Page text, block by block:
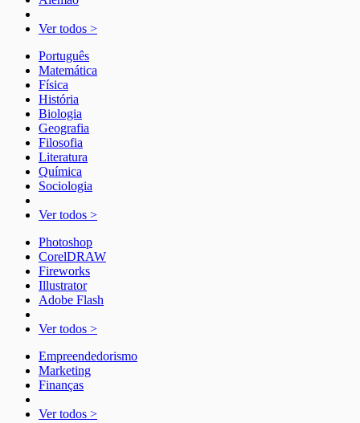
Ver todos >
Português
Matemática
Física
História
Biologia
Geografia
Filosofia
Literatura
Química
Sociologia
Ver todos >
Photoshop
CorelDRAW
Fireworks
Illustrator
Adobe Flash
Ver todos >
Empreendedorismo
Marketing
Finanças
Ver todos >